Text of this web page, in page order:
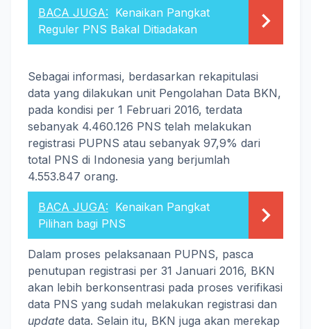
BACA JUGA: Kenaikan Pangkat
Reguler PNS Bakal Ditiadakan
Sebagai informasi, berdasarkan rekapitulasi
data yang dilakukan unit Pengolahan Data BKN,
pada kondisi per 1 Februari 2016, terdata
sebanyak 4.460.126 PNS telah melakukan
registrasi PUPNS atau sebanyak 97,9% dari
total PNS di Indonesia yang berjumlah
4.553.847 orang.
BACA JUGA: Kenaikan Pangkat
Pilihan bagi PNS
Dalam proses pelaksanaan PUPNS, pasca
penutupan registrasi per 31 Januari 2016, BKN
akan lebih berkonsentrasi pada proses verifikasi
data PNS yang sudah melakukan registrasi dan
update data. Selain itu, BKN juga akan merekap